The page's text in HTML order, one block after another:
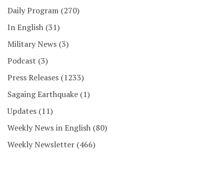
Daily Program (270)
In English (31)
Military News (3)
Podcast (3)
Press Releases (1233)
Sagaing Earthquake (1)
Updates (11)
Weekly News in English (80)
Weekly Newsletter (466)